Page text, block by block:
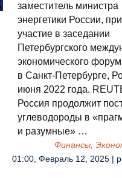
заместитель министра
энергетики России,
участие в заседании
Петербургского
экономического
в Санкт-Петербурге,
июня 2022 года.
Россия продолжит
углеводороды в
и разумные» …
Финансы,
01:00, Февраль 12, 2025 |